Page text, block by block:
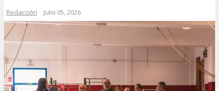
Redacción Julio 05, 2026